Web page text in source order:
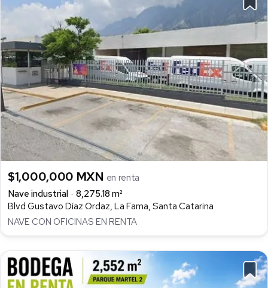
$1,000,000 MXN en renta
Nave industrial
8,275.18 m²
Blvd Gustavo Díaz Ordaz, La Fama, Santa Catarina
NAVE CON OFICINAS EN RENTA